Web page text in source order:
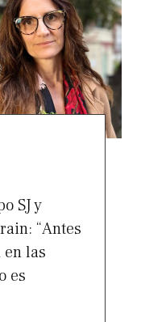
SJ y
“Antes
en las
es